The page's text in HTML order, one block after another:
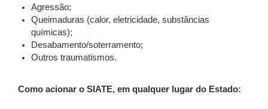
Agressão;
Queimaduras (calor, eletricidade, substâncias
químicas);
Desabamento/soterramento;
Outros traumatismos.
Como acionar o SIATE, em qualquer lugar do Estado: